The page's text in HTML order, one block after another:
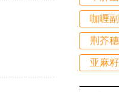
咖喱
荆芥
亚麻